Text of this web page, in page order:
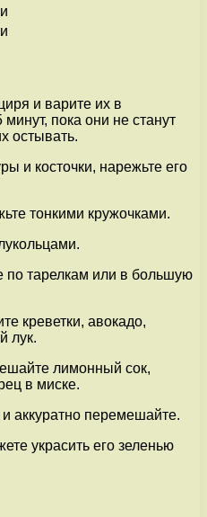
и варите их в
пока они не станут
остывать.
и косточки, нарежьте его
тонкими кружочками.
по тарелкам или в большую
креветки, авокадо,
лук.
лимонный сок,
в миске.
аккуратно перемешайте.
украсить его зеленью